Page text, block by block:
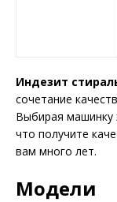
Индезит
сочетание
Выбирая машинку
что получите
вам много лет.
Модели